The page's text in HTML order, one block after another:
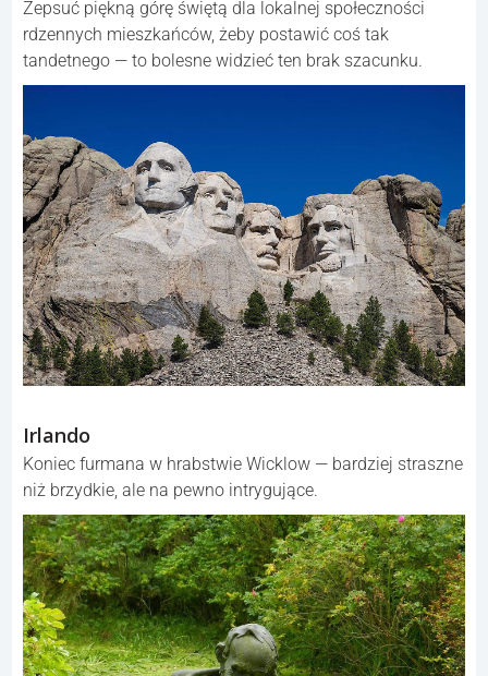
Zepsuć piękną górę świętą dla lokalnej społeczności
rdzennych mieszkańców, żeby postawić coś tak
tandetnego — to bolesne widzieć ten brak szacunku.
Irlando
Koniec furmana w hrabstwie Wicklow — bardziej straszne
niż brzydkie, ale na pewno intrygujące.